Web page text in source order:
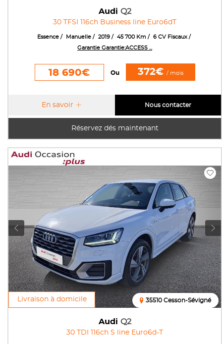
Audi Q2
30 TFSI 116ch Business line Euro6dT
Essence Manuelle 2019 45 700 Km
6 CV Fiscaux
Garantie Garantie:ACCESS ...
18 690€ Ou 372€ / mois
Réservez dés maintenant
En savoir Nous contacter
Livraison à domicile
Audi Q2
30 TDI 116ch S line Euro6d-T
35510 Cesson-Sévigné